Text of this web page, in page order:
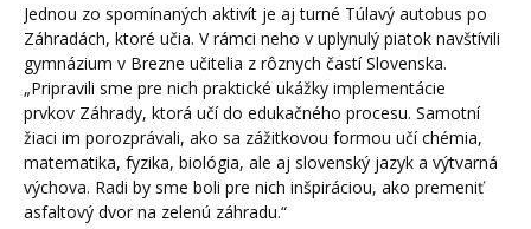
Jednou zo spomínaných aktivít je aj turné Túlavý autobus po
Záhradách, ktoré učia. V rámci neho v uplynulý piatok navštívili
gymnázium v Brezne učitelia z rôznych častí Slovenska.
„Pripravili sme pre nich praktické ukážky implementácie
prvkov Záhrady, ktorá učí do edukačného procesu. Samotní
žiaci im porozprávali, ako sa zážitkovou formou učí chémia,
matematika, fyzika, biológia, ale aj slovenský jazyk a výtvarná
výchova. Radi by sme boli pre nich inšpiráciou, ako premeniť
asfaltový dvor na zelenú záhradu.“